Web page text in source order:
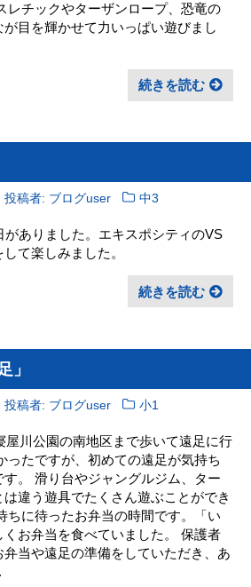
レチックやターザンロープ、恐竜の
目を輝かせて力いっぱい遊びまし
続きを読む
投稿者: ブログuser 中3
がありました。エキスポシティのVS
て楽しみました。
続きを読む
」
投稿者: ブログuser 小1
屋川公園の南地区まで歩いて遠足に行
ったですが、初めての遠足が気持ち
。 滑り台やジャングルジム、ター
違う遊具でたくさん遊ぶことができ
ちに待ったお弁当の時間です。「い
お弁当を食べていました。 保護者
当や遠足の準備をしていただき、あ